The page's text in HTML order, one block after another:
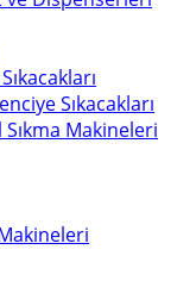
Sıkacakları
Makineleri